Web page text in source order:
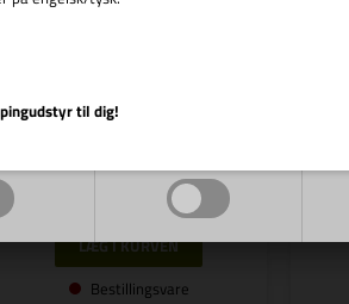
1.759,00DKK
Bestillingsvare
til dig!